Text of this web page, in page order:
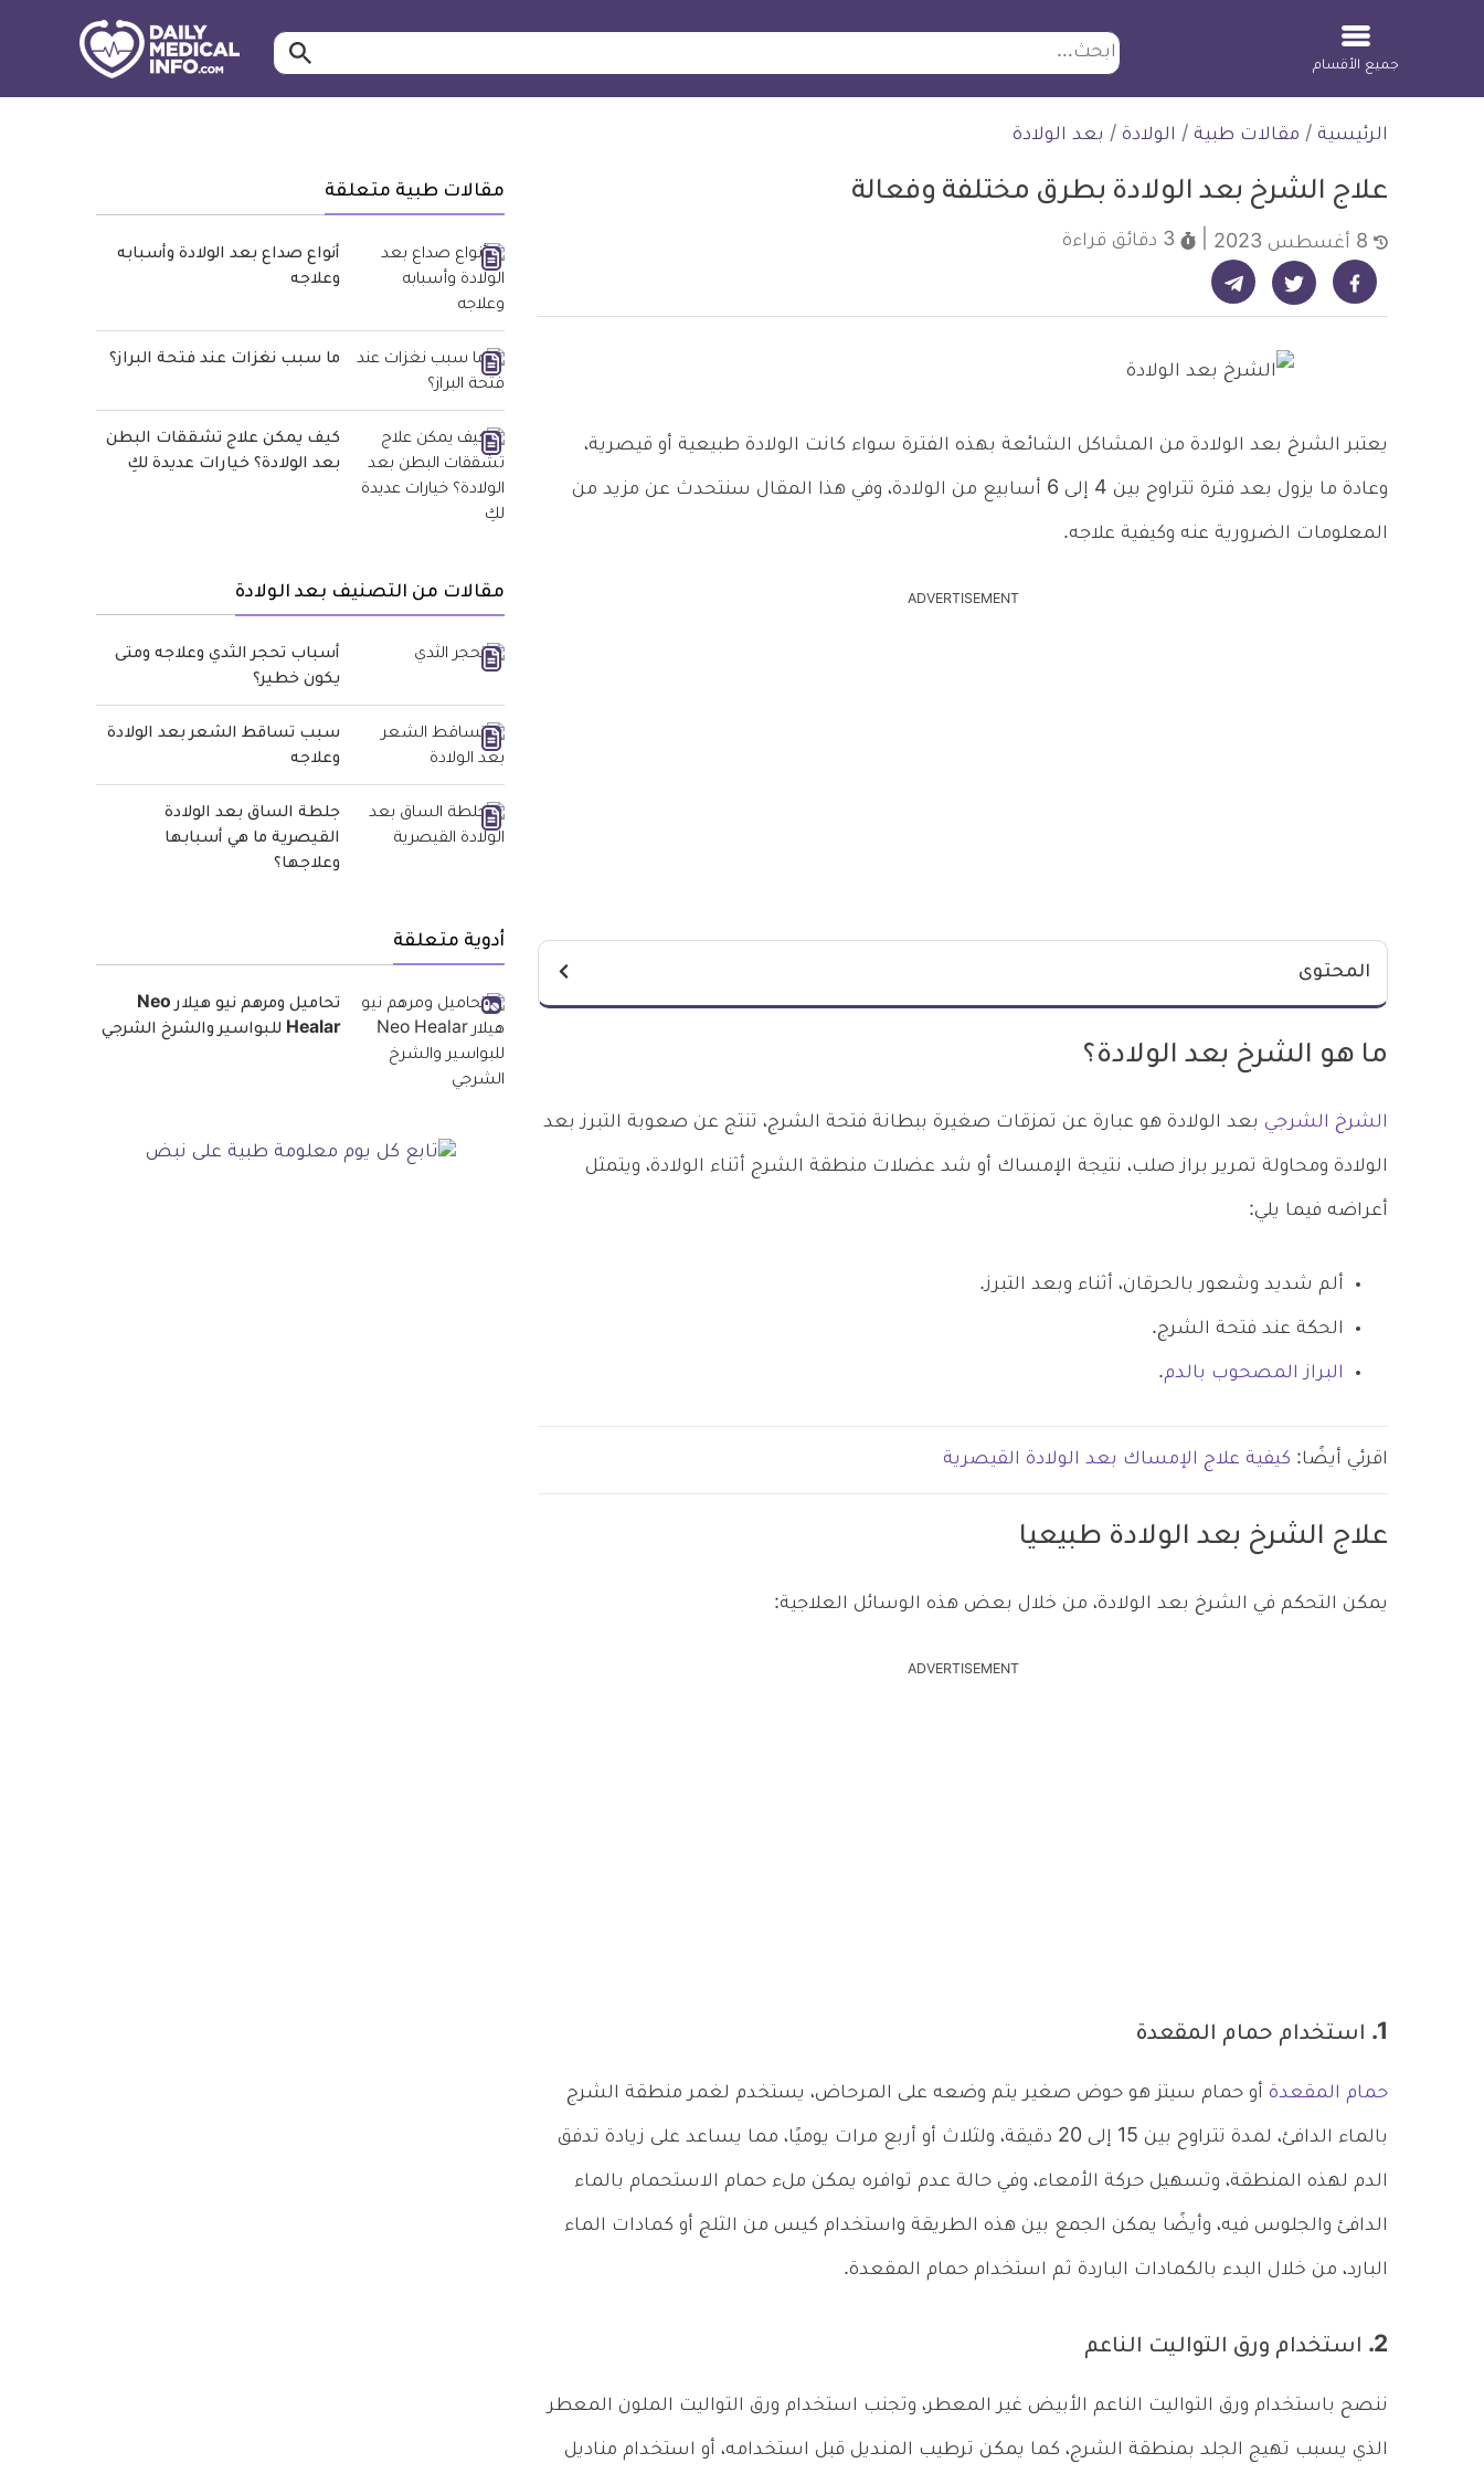
ابحث ابحث…
جميع الأقسام
الرئيسية / مقالات طبية / الولادة / بعد الولادة
علاج الشرخ بعد الولادة بطرق مختلفة وفعالة
3 دقائق قراءة
شارك على فيسبوك - ديلي ميديكال انفو شارك على تويتر - ديلي ميديكال انفو شارك على تيليجرام - ديلي ميديكال انفو
يعتبر الشرخ بعد الولادة من المشاكل الشائعة بهذه الفترة سواء كانت الولادة طبيعية أو قيصرية،
وعادة ما يزول بعد فترة تتراوح بين 4 إلى 6 أسابيع من الولادة، وفي هذا المقال سنتحدث عن مزيد من
المعلومات الضرورية عنه وكيفية علاجه.
ADVERTISEMENT
المحتوى
ما هو الشرخ بعد الولادة؟
الشرخ الشرجي بعد الولادة هو عبارة عن تمزقات صغيرة ببطانة فتحة الشرج، تنتج عن صعوبة التبرز بعد
الولادة ومحاولة تمرير براز صلب، نتيجة الإمساك أو شد عضلات منطقة الشرج أثناء الولادة، ويتمثل
أعراضه فيما يلي:
ألم شديد وشعور بالحرقان، أثناء وبعد التبرز.
الحكة عند فتحة الشرج.
البراز المصحوب بالدم.
اقرئي أيضًا: كيفية علاج الإمساك بعد الولادة القيصرية
علاج الشرخ بعد الولادة طبيعيا
يمكن التحكم في الشرخ بعد الولادة، من خلال بعض هذه الوسائل العلاجية:
ADVERTISEMENT
1. استخدام حمام المقعدة
حمام المقعدة أو حمام سيتز هو حوض صغير يتم وضعه على المرحاض، يستخدم لغمر منطقة الشرج
بالماء الدافئ، لمدة تتراوح بين 15 إلى 20 دقيقة، ولثلاث أو أربع مرات يوميًا، مما يساعد على زيادة تدفق
الدم لهذه المنطقة، وتسهيل حركة الأمعاء، وفي حالة عدم توافره يمكن ملء حمام الاستحمام بالماء
الدافئ والجلوس فيه، وأيضًا يمكن الجمع بين هذه الطريقة واستخدام كيس من الثلج أو كمادات الماء
البارد، من خلال البدء بالكمادات الباردة ثم استخدام حمام المقعدة.
2. استخدام ورق التواليت الناعم
ننصح باستخدام ورق التواليت الناعم الأبيض غير المعطر، وتجنب استخدام ورق التواليت الملون المعطر
الذي يسبب تهيج الجلد بمنطقة الشرج، كما يمكن ترطيب المنديل قبل استخدامه، أو استخدام مناديل
مقالات طبية متعلقة
أنواع صداع بعد الولادة وأسبابه
وعلاجه
ما سبب نغزات عند فتحة البراز؟
كيف يمكن علاج تشققات البطن
بعد الولادة؟ خيارات عديدة لكِ
مقالات من التصنيف بعد الولادة
أسباب تحجر الثدي وعلاجه ومتى
يكون خطير؟
سبب تساقط الشعر بعد الولادة
وعلاجه
جلطة الساق بعد الولادة
القيصرية ما هي أسبابها
وعلاجها؟
أدوية متعلقة
تحاميل ومرهم نيو هيلار Neo
Healar للبواسير والشرخ الشرجي